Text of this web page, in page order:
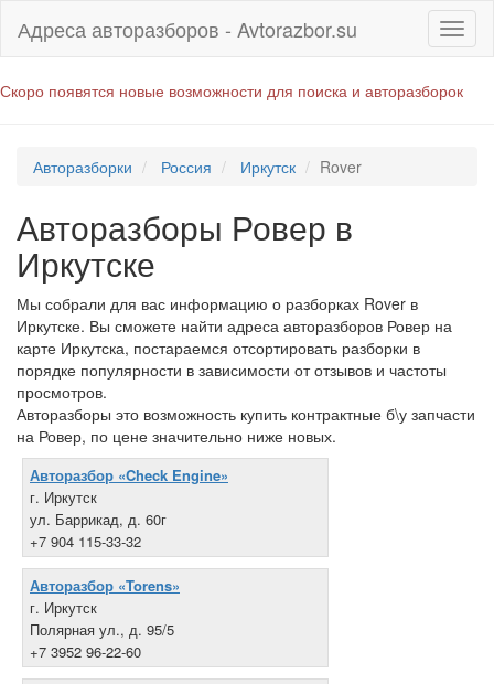
Адреса авторазборов - Avtorazbor.su
Скоро появятся новые возможности для поиска и авторазборок
Авторазборки Россия Иркутск Rover
Авторазборы Ровер в
Иркутске
Мы собрали для вас информацию о разборках Rover в
Иркутске. Вы сможете найти адреса авторазборов Ровер на
карте Иркутска, постараемся отсортировать разборки в
порядке популярности в зависимости от отзывов и частоты
просмотров.
Авторазборы это возможность купить контрактные б\у запчасти
на Ровер, по цене значительно ниже новых.
Авторазбор «Check Engine»
г. Иркутск
ул. Баррикад, д. 60г
+7 904 115-33-32
Авторазбор «Torens»
г. Иркутск
Полярная ул., д. 95/5
+7 3952 96-22-60